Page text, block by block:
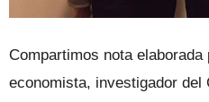
Compartimos nota elaborada
economista, investigador del